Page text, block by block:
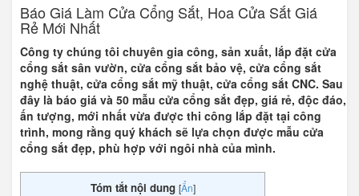
Báo Giá Làm Cửa Cổng Sắt, Hoa Cửa Sắt Giá
Rẻ Mới Nhất
Công ty chúng tôi chuyên gia công, sản xuất, lắp đặt cửa
cổng sắt sân vườn, cửa cổng sắt bảo vệ, cửa cổng sắt
nghệ thuật, cửa cổng sắt mỹ thuật, cửa cổng sắt CNC. Sau
đây là báo giá và 50 mẫu cửa cổng sắt đẹp, giá rẻ, độc đáo,
ấn tượng, mới nhất vừa được thi công lắp đặt tại công
trình, mong rằng quý khách sẽ lựa chọn được mẫu cửa
cổng sắt đẹp, phù hợp với ngôi nhà của mình.
Tóm tắt nội dung [Ẩn]